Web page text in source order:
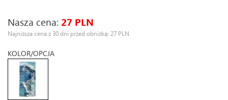
Nasza cena: 27 PLN
Najniższa cena z 30 dni przed obniżką: 27 PLN
KOLOR/OPCJA